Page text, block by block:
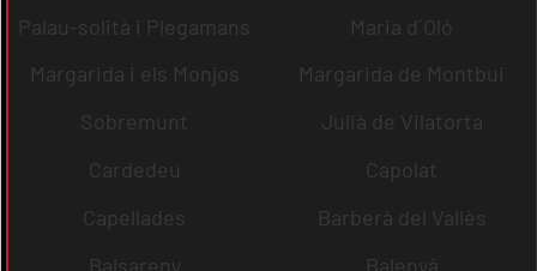
Palau-solità i Plegamans
Maria d´Oló
Margarida i els Monjos
Margarida de Montbui
Sobremunt
Julià de Vilatorta
Cardedeu
Capolat
Capellades
Barberà del Vallès
Balsareny
Balenyà